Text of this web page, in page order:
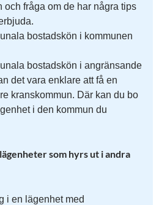
och fråga om de har några tips
bostadskön i kommunen
bostadskön i angränsande
det vara enklare att få en
kranskommun. Där kan du bo
i den kommun du
som hyrs ut i andra
i en lägenhet med